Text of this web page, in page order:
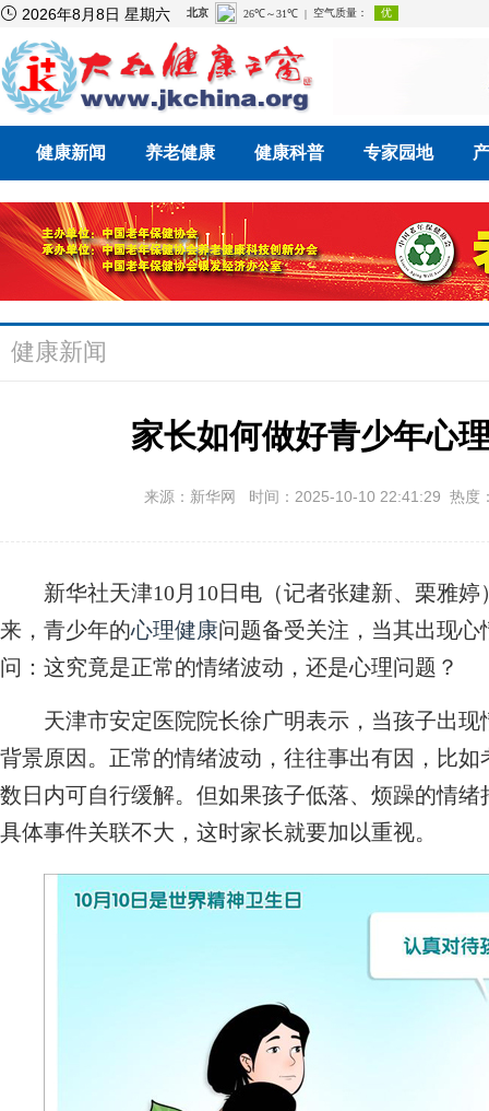
 2026年8月8日 星期六
健康新闻 养老健康 健康科普 专家园地
健康新闻
家长如何做好青少年心
来源：新华网 时间：2025-10-10 22:41:29 热度
新华社天津10月10日电（记者张建新、栗雅婷
来，青少年的心理健康问题备受关注，当其出现
问：这究竟是正常的情绪波动，还是心理问题？
天津市安定医院院长徐广明表示，当孩子出现
背景原因。正常的情绪波动，往往事出有因，比
数日内可自行缓解。但如果孩子低落、烦躁的情
具体事件关联不大，这时家长就要加以重视。